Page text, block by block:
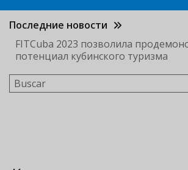
Последние новости
FITCuba 2023 позволила
потенциал кубинского туризма
Buscar